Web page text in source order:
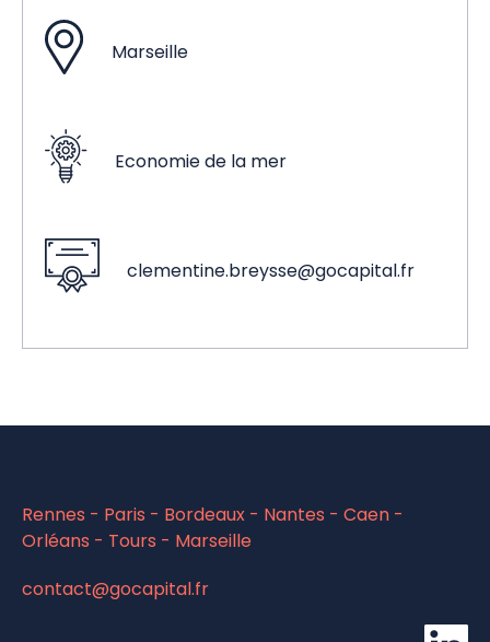
Marseille
Economie de la mer
clementine.breysse@gocapital.fr
Rennes - Paris - Bordeaux - Nantes - Caen -
Orléans - Tours - Marseille
contact@gocapital.fr